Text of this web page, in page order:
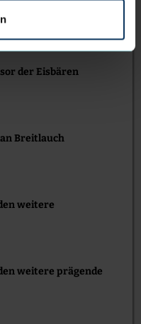
der Eisbären
Breitlauch
weitere
weitere prägende